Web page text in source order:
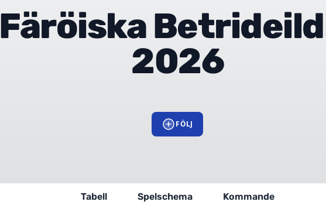
Färöiska
2026
FÖLJ
Tabell Spelschema Kommande